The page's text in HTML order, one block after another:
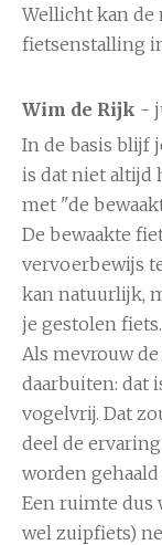
Wellicht kan de
fietsenstalling
Wim de Rijk -
In de basis blijf
is dat niet altijd
met "de
De bewaakte
vervoerbewijs
kan natuurlijk,
je gestolen fiets.
Als mevrouw
daarbuiten: dat
vogelvrij. Dat
deel de
worden
Een ruimte dus
wel zuipfiets)